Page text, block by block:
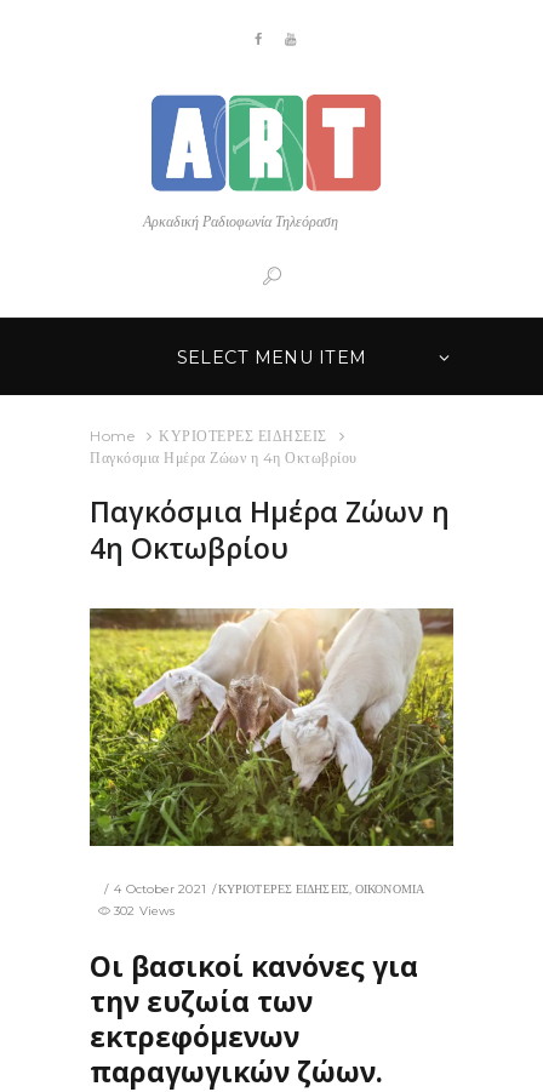
Αρκαδική Ραδιοφωνία Τηλεόραση
SELECT MENU ITEM
Home
ΚΥΡΙΟΤΕΡΕΣ ΕΙΔΗΣΕΙΣ
Παγκόσμια Ημέρα Ζώων η 4η Οκτωβρίου
Παγκόσμια Ημέρα Ζώων η
4η Οκτωβρίου
4 October 2021 ΚΥΡΙΟΤΕΡΕΣ ΕΙΔΗΣΕΙΣ,ΟΙΚΟΝΟΜΙΑ
302 Views
Οι βασικοί κανόνες για
την ευζωία των
εκτρεφόμενων
παραγωγικών ζώων.